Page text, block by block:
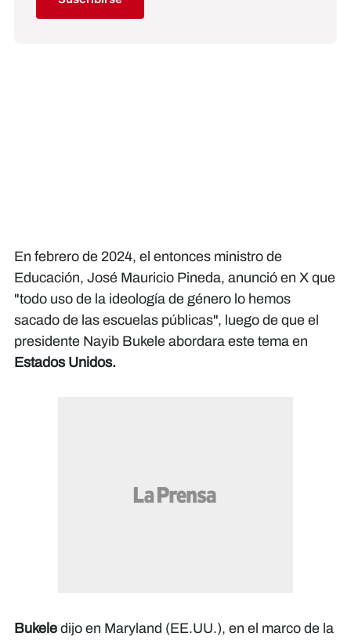
En febrero de 2024, el entonces ministro de
Educación, José Mauricio Pineda, anunció en X que
"todo uso de la ideología de género lo hemos
sacado de las escuelas públicas", luego de que el
presidente Nayib Bukele abordara este tema en
Estados Unidos.
Bukele dijo en Maryland (EE.UU.), en el marco de la